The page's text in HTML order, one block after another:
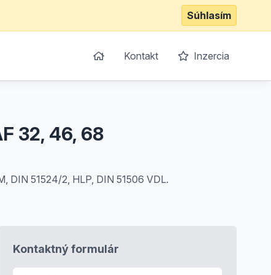
Súhlasím
Kontakt Inzercia
32, 46, 68
DIN 51524/2, HLP, DIN 51506 VDL.
Kontaktný formulár